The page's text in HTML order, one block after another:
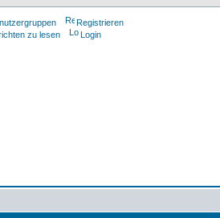
Registrieren
zu lesen Login